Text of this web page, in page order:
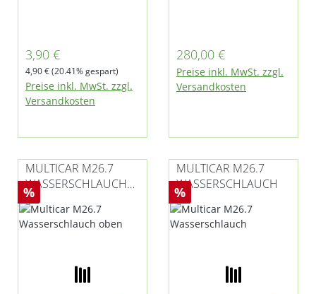
Verkaufspreis:
3,90 €
Regulärer Preis:
4,90 €(20.41% gespart)
Preise inkl. MwSt. zzgl.
Versandkosten
Flachdach)Abbildung
ähnlich
Regulärer Preis:
280,00 €
Preise inkl. MwSt. zzgl.
Versandkosten
Rabatt
%
MULTICAR M26.7
WASSERSCHLAUCH
OBEN
Rabatt
%
MULTICAR M26.7
WASSERSCHLAUCH